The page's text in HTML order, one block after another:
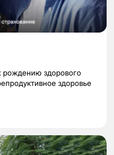
рождению здорового
здоровье